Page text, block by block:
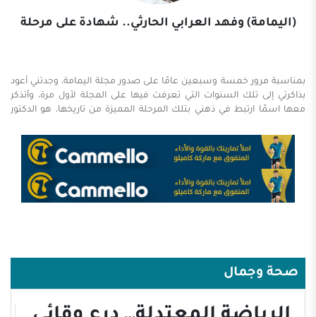
(اليمامة) وفهد العرابي الحارثي.. شهادة على مرحلة
بمناسبة مرور خمسة وسبعين عامًا على صدور مجلة اليمامة، وجدتني أعود
بذاكرتي إلى تلك السنوات التي تعرفت فيها على المجلة لأول مرة، وأتذكر
معها اسمًا ارتبط في ذهني بتلك المرحلة المميزة من تاريخها، هو الدكتور
جامعة الملك سعود بالرياض، أدرس الصحافة وأتابع ما يصدر من مطبوعات
محلية وعربية، حين لفت انتباهي التغيير الذي شهدته مجلة اليمامة في
الشكل والمضمون. أتذكر أنني اشتريت أحد أعدادها وكان عنوان الغلاف
الرئيس: «هل نحن وهابيون؟». كان عنوانًا جريئًا وغير مألوف في تلك المرحلة،
وأدركت منذ ذلك الوقت أن المجلة دخلت مسارًا ...
صحة وجمال